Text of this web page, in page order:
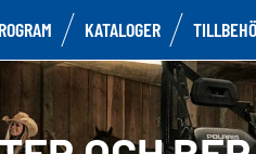
KATALOGER